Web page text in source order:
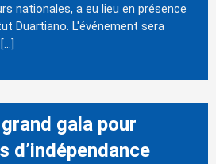
nationales, a eu lieu en présence
Duartiano. L'événement sera
gala pour
d’indépendance